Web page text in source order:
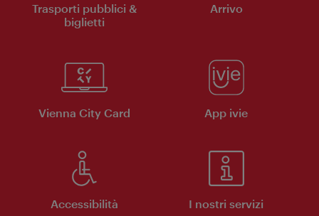
Trasporti pubblici &
biglietti
Arrivo
Vienna City Card App ivie
Accessibilità I nostri servizi